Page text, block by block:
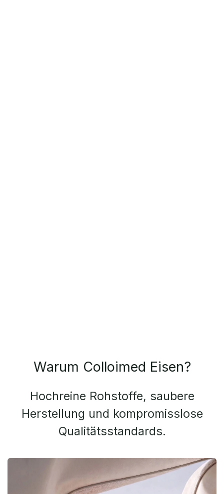
Warum Colloimed Eisen?
Hochreine Rohstoffe, saubere
Herstellung und kompromisslose
Qualitätsstandards.